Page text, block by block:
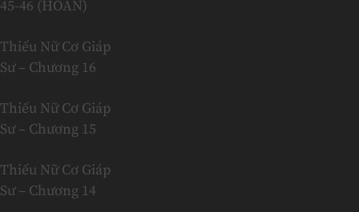
45-46 (HOÀN)
Thiếu Nữ Cơ Giáp
Sư – Chương 16
Thiếu Nữ Cơ Giáp
Sư – Chương 15
Thiếu Nữ Cơ Giáp
Sư – Chương 14